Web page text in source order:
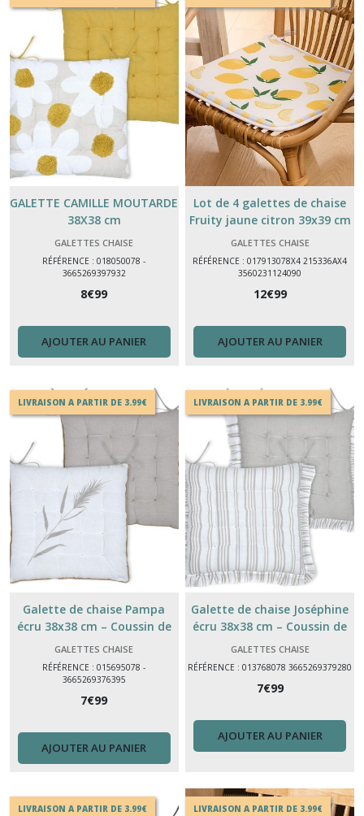
GALETTE CAMILLE MOUTARDE
38X38 cm
GALETTES CHAISE
RÉFÉRENCE : 018050078 -
3665269397932
8€99
AJOUTER AU PANIER
Lot de 4 galettes de chaise
Fruity jaune citron 39x39 cm
GALETTES CHAISE
RÉFÉRENCE : 017913078X4 215336AX4
3560231124090
12€99
AJOUTER AU PANIER
LIVRAISON A PARTIR DE 3.99€
Galette de chaise Pampa
écru 38x38 cm – Coussin de
chaise confortable style
GALETTES CHAISE
RÉFÉRENCE : 015695078 -
3665269376395
7€99
AJOUTER AU PANIER
LIVRAISON A PARTIR DE 3.99€
Galette de chaise Joséphine
écru 38x38 cm – Coussin de
chaise confortable et
élégant
GALETTES CHAISE
RÉFÉRENCE : 013768078 3665269379280
7€99
AJOUTER AU PANIER
LIVRAISON A PARTIR DE 3.99€ LIVRAISON A PARTIR DE 3.99€